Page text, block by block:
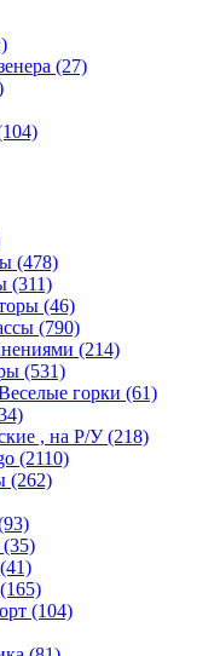
(27)
(478)
(311)
(46)
(790)
(214)
(531)
горки (61)
, на Р/У(218)
(2110)
(262)
(35)
(41)
(165)
(104)